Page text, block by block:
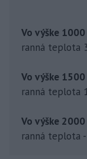
Vo výške 1000
ranná teplota
Vo výške 1500
ranná teplota
Vo výške 2000
ranná teplota